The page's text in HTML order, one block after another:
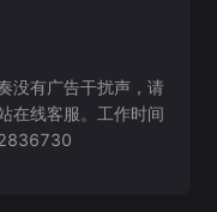
没有广告干扰声，请
在线客服。工作时间